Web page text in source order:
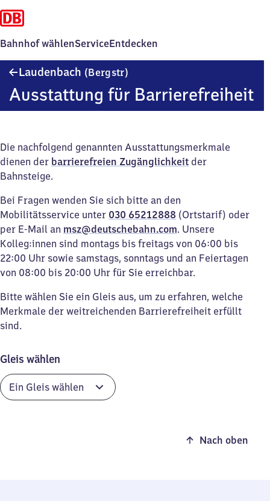
Bahnhof wählenServiceEntdecken
Laudenbach (Bergstr)
Ausstattung für Barrierefreiheit
Die nachfolgend genannten Ausstattungsmerkmale
dienen der barrierefreien Zugänglichkeit der
Bahnsteige.
Bei Fragen wenden Sie sich bitte an den
Mobilitätsservice unter 030 65212888 (Ortstarif) oder
per E-Mail an msz@deutschebahn.com. Unsere
Kolleg:innen sind montags bis freitags von 06:00 bis
22:00 Uhr sowie samstags, sonntags und an Feiertagen
von 08:00 bis 20:00 Uhr für Sie erreichbar.
Bitte wählen Sie ein Gleis aus, um zu erfahren, welche
Merkmale der weitreichenden Barrierefreiheit erfüllt
sind.
Gleis wählen
Nach oben